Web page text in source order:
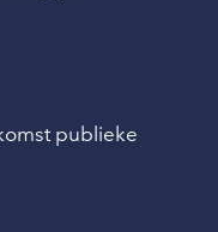
publieke